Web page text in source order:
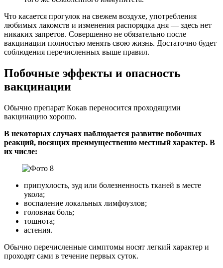
Что касается прогулок на свежем воздухе, употребления
любимых лакомств и изменения распорядка дня — здесь нет
никаких запретов. Совершенно не обязательно после
вакцинации полностью менять свою жизнь. Достаточно будет
соблюдения перечисленных выше правил.
Побочные эффекты и опасность
вакцинации
Обычно препарат Кокав переносится проходящими
вакцинацию хорошо.
В некоторых случаях наблюдается развитие побочных
реакций, носящих преимущественно местный характер. В
их числе:
припухлость, зуд или болезненность тканей в месте
укола;
воспаление локальных лимфоузлов;
головная боль;
тошнота;
астения.
Обычно перечисленные симптомы носят легкий характер и
проходят сами в течение первых суток.